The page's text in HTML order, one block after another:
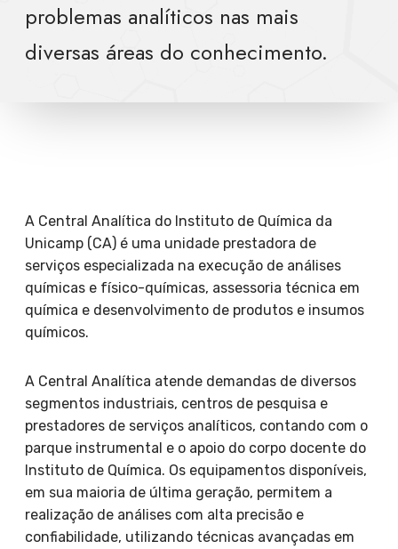
problemas analíticos nas mais
diversas áreas do conhecimento.
A Central Analítica do Instituto de Química da
Unicamp (CA) é uma unidade prestadora de
serviços especializada na execução de análises
químicas e físico-químicas, assessoria técnica em
química e desenvolvimento de produtos e insumos
químicos.
A Central Analítica atende demandas de diversos
segmentos industriais, centros de pesquisa e
prestadores de serviços analíticos, contando com o
parque instrumental e o apoio do corpo docente do
Instituto de Química. Os equipamentos disponíveis,
em sua maioria de última geração, permitem a
realização de análises com alta precisão e
confiabilidade, utilizando técnicas avançadas em